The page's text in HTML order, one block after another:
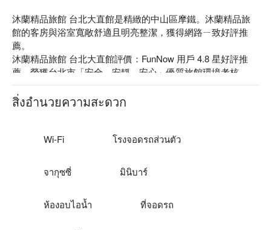
沐蘭精品旅館 台北大直館是精緻的中山區摩鐵。沐蘭精品旅
館的客房與浴室寬敞舒適且明亮整潔，獲得網路ㄧ致好評推
薦。
沐蘭精品旅館 台北大直館評價：FunNow 用戶 4.8 星好評推
薦、榮獲台北市「安全、安靜、安心」優質旅館環境考核
沐蘭精品旅館 台北大直館推薦：距捷運劍南站步行 10 分鐘，
比鄰美麗華百樂園，可同時享受美食與購物樂趣，也可搭乘摩
沐蘭精品旅館 台北大直館優惠、台北沐蘭精品旅館住宿方
สิ่งอำนวยความสะดวก
Wi-Fi โรงจอดรถส่วนตัว
จากุซซี่ มินิบาร์
ห้องอบไอน้ำ ที่จอดรถ